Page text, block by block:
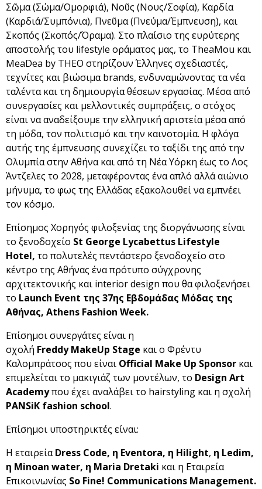
Σῶμα (Σώμα/Ομορφιά), Νοῦς (Νους/Σοφία), Καρδία
(Καρδιά/Συμπόνια), Πνεῦμα (Πνεύμα/Έμπνευση), και
Σκοπός (Σκοπός/Όραμα). Στο πλαίσιο της ευρύτερης
αποστολής του lifestyle οράματος μας, το TheaMou και
MeaDea by THEO στηρίζουν Έλληνες σχεδιαστές,
τεχνίτες και βιώσιμα brands, ενδυναμώνοντας τα νέα
ταλέντα και τη δημιουργία θέσεων εργασίας. Μέσα από
συνεργασίες και μελλοντικές συμπράξεις, ο στόχος
είναι να αναδείξουμε την ελληνική αριστεία μέσα από
τη μόδα, τον πολιτισμό και την καινοτομία. Η φλόγα
αυτής της έμπνευσης συνεχίζει το ταξίδι της από την
Ολυμπία στην Αθήνα και από τη Νέα Υόρκη έως το Λος
Άντζελες το 2028, μεταφέροντας ένα απλό αλλά αιώνιο
μήνυμα, το φως της Ελλάδας εξακολουθεί να εμπνέει
τον κόσμο.
Επίσημος Χορηγός φιλοξενίας της διοργάνωσης είναι
το ξενοδοχείο St George Lycabettus Lifestyle
Hotel, το πολυτελές πεντάστερο ξενοδοχείο στο
κέντρο της Αθήνας ένα πρότυπο σύγχρονης
αρχιτεκτονικής και interior design που θα φιλοξενήσει
το Launch Event της 37ης Εβδομάδας Μόδας της
Αθήνας, Athens Fashion Week.
Επίσημοι συνεργάτες είναι η
σχολή Freddy MakeUp Stage και ο Φρέντυ
Καλομπράτσος που είναι Official Make Up Sponsor και
επιμελείται το μακιγιάζ των μοντέλων, το Design Art
Academyπου έχει αναλάβει το hairstyling και η σχολή
PANSiK fashion school.
Επίσημοι υποστηρικτές είναι:
Η εταιρείαDress Code, η Eventora, η Hilight, η Ledim,
η Minoan water, η Maria Dretaki και η Εταιρεία
Επικοινωνίας So Fine! Communications Management.